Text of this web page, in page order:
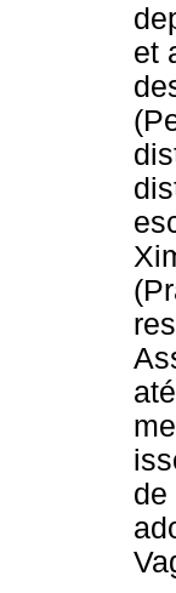
et
de